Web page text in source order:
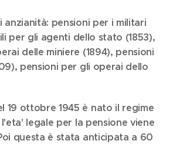
anzianità: pensioni per i militari
per gli agenti dello stato (1853),
delle miniere (1894), pensioni
pensioni per gli operai dello
19 ottobre 1945 è nato il regime
legale per la pensione viene
questa è stata anticipata a 60